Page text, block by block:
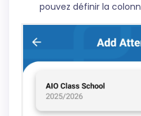
pouvez définir la